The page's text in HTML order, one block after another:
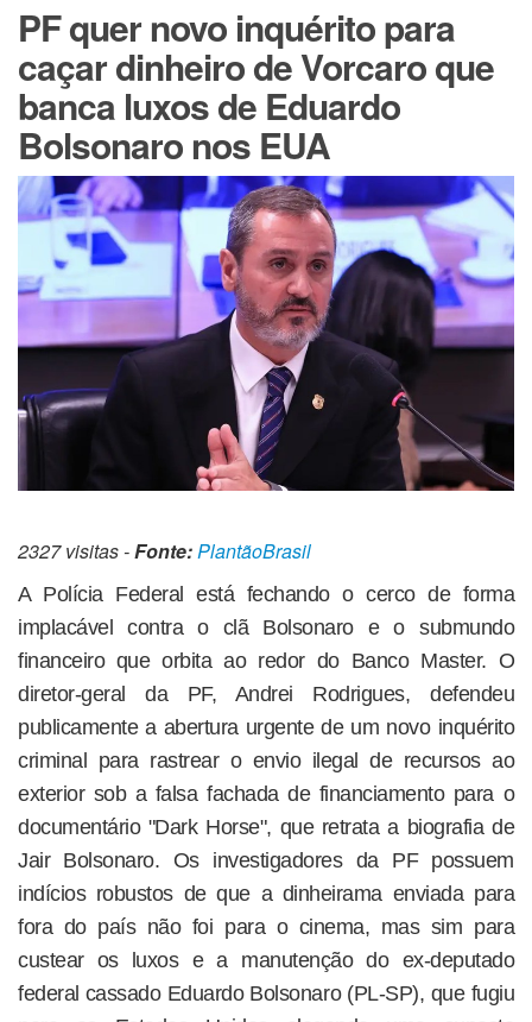
PF quer novo inquérito para
caçar dinheiro de Vorcaro que
banca luxos de Eduardo
Bolsonaro nos EUA
2327 visitas -Fonte:PlantãoBrasil
A Polícia Federal está fechando o cerco de forma
implacável contra o clã Bolsonaro e o submundo
financeiro que orbita ao redor do Banco Master. O
diretor-geral da PF, Andrei Rodrigues, defendeu
publicamente a abertura urgente de um novo inquérito
criminal para rastrear o envio ilegal de recursos ao
exterior sob a falsa fachada de financiamento para o
documentário "Dark Horse", que retrata a biografia de
Jair Bolsonaro. Os investigadores da PF possuem
indícios robustos de que a dinheirama enviada para
fora do país não foi para o cinema, mas sim para
custear os luxos e a manutenção do ex-deputado
federal cassado Eduardo Bolsonaro (PL-SP), que fugiu